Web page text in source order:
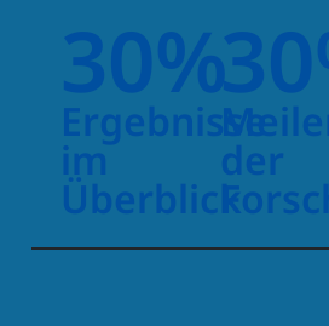
30%
Ergebnisse
im
Überblick
30
der